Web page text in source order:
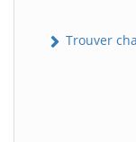
Trouver